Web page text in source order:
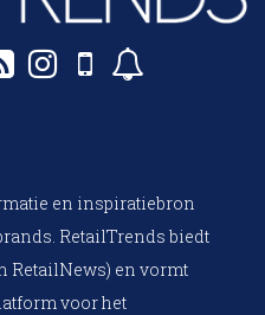
en inspiratiebron
RetailTrends biedt
RetailNews) en vormt
voor het